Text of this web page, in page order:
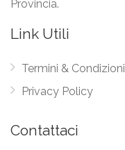
Provincia.
Link Utili
Termini & Condizioni
Privacy Policy
Contattaci